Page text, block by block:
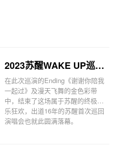
2023苏醒WAKE UP巡回演唱会5站收官
在此次巡演的Ending《谢谢你陪我
一起过》及漫天飞舞的金色彩带
中，结束了这场属于苏醒的终极音
乐狂欢，出道16年的苏醒首次巡回
演唱会也就此圆满落幕。